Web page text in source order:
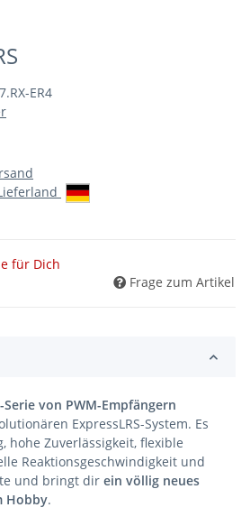
ER4
für Dich
Frage zum Artikel
Serie von PWM-Empfängern
ExpressLRS-System. Es
hohe Zuverlässigkeit, flexible
Reaktionsgeschwindigkeit und
und bringt dir ein völlig neues
Hobby.